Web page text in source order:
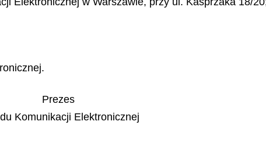
Prezes
Komunikacji Elektronicznej